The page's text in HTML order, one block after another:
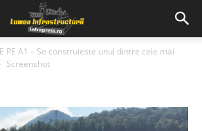
PE A1 – Se construieste unul dintre cele mai
Screenshot